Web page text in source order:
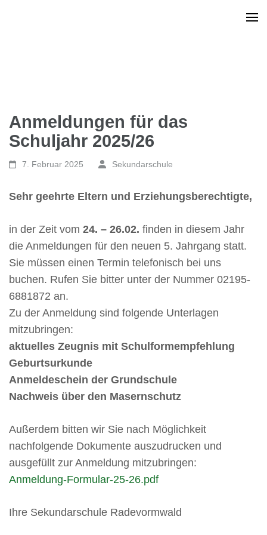
Anmeldungen für das
Schuljahr 2025/26
7. Februar 2025 Sekundarschule
Sehr geehrte Eltern und Erziehungsberechtigte,
in der Zeit vom 24. – 26.02. finden in diesem Jahr
die Anmeldungen für den neuen 5. Jahrgang statt.
Sie müssen einen Termin telefonisch bei uns
buchen. Rufen Sie bitter unter der Nummer 02195-
6881872 an.
Zu der Anmeldung sind folgende Unterlagen
mitzubringen:
aktuelles Zeugnis mit Schulformempfehlung
Geburtsurkunde
Anmeldeschein der Grundschule
Nachweis über den Masernschutz
Außerdem bitten wir Sie nach Möglichkeit
nachfolgende Dokumente auszudrucken und
ausgefüllt zur Anmeldung mitzubringen:
Anmeldung-Formular-25-26.pdf
Ihre Sekundarschule Radevormwald